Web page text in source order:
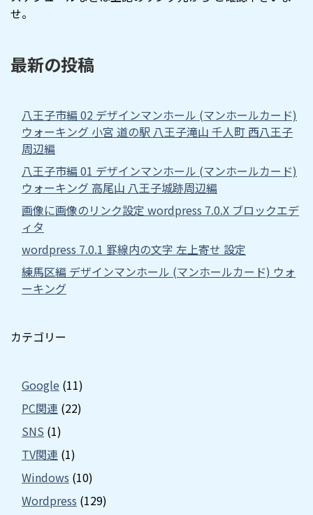
せ。
最新の投稿
八王子市編 02 デザインマンホール (マンホールカード)
ウォーキング 小宮 道の駅 八王子滝山 千人町 西八王子
周辺編
八王子市編 01 デザインマンホール (マンホールカード)
ウォーキング 高尾山 八王子城跡周辺編
画像に画像のリンク設定 wordpress 7.0.X ブロックエデ
ィタ
wordpress 7.0.1 罫線内の文字 左上寄せ 設定
練馬区編 デザインマンホール (マンホールカード) ウォ
ーキング
カテゴリー
Google (11)
PC関連 (22)
SNS (1)
TV関連 (1)
Windows (10)
Wordpress (129)